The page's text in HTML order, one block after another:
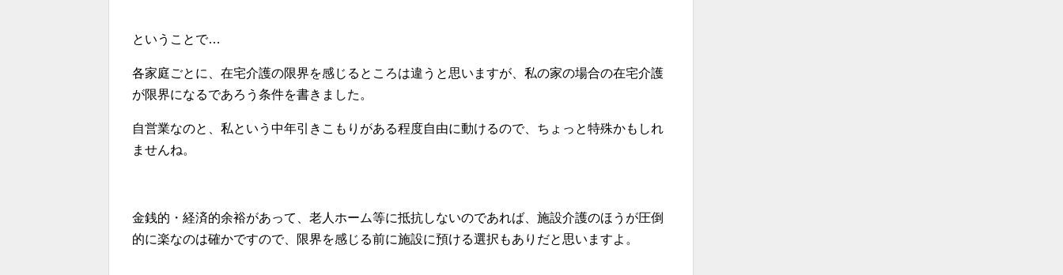
ということで…
各家庭ごとに、在宅介護の限界を感じるところは違うと思いますが、私の家の場合の在宅介護
が限界になるであろう条件を書きました。
自営業なのと、私という中年引きこもりがある程度自由に動けるので、ちょっと特殊かもしれ
ませんね。
金銭的・経済的余裕があって、老人ホーム等に抵抗しないのであれば、施設介護のほうが圧倒
的に楽なのは確かですので、限界を感じる前に施設に預ける選択もありだと思いますよ。